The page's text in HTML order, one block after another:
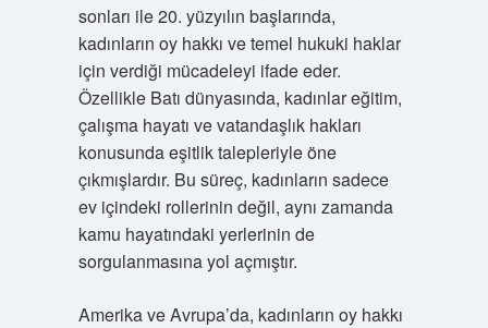
sonları ile 20. yüzyılın başlarında,
kadınların oy hakkı ve temel hukuki haklar
için verdiği mücadeleyi ifade eder.
Özellikle Batı dünyasında, kadınlar eğitim,
çalışma hayatı ve vatandaşlık hakları
konusunda eşitlik talepleriyle öne
çıkmışlardır. Bu süreç, kadınların sadece
ev içindeki rollerinin değil, aynı zamanda
kamu hayatındaki yerlerinin de
sorgulanmasına yol açmıştır.
Amerika ve Avrupa’da, kadınların oy hakkı